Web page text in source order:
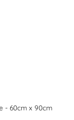
- 60cm x 90cm